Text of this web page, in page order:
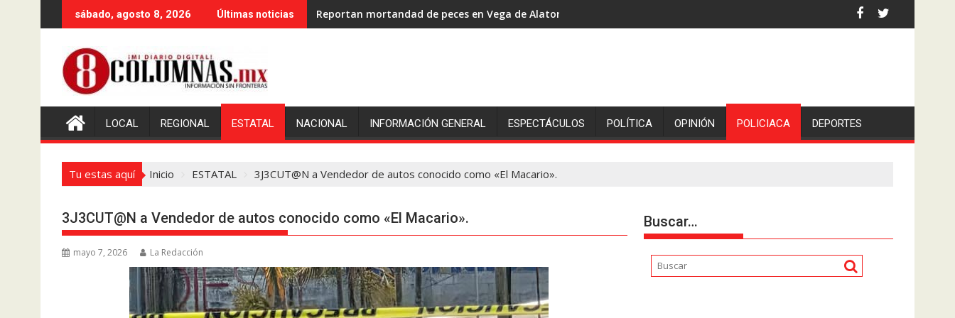
al
sábado, agosto 8, 2026 Últimas noticias Reportan mortandad de peces en Vega de Alatorre: pescadores piden escolleras para evitar nuevos casos
LOCAL REGIONAL ESTATAL NACIONAL INFORMACIÓN GENERAL ESPECTÁCULOS POLÍTICA OPINIÓN POLICIACA DEPORTES
Tu estas aquí Inicio ESTATAL 3J3CUT@N a Vendedor de autos conocido como «El Macario».
3J3CUT@N a Vendedor de autos conocido como «El Macario».
mayo 7, 2026 La Redacción
Buscar…